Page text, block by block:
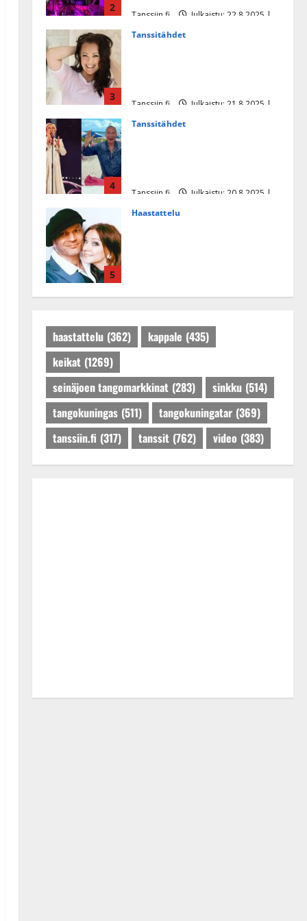
2
Tanssiin.fi
Julkaistu: 22.8.2025 |
3
Tanssitähdet
Tanssiin.fi
Julkaistu: 21.8.2025 |
4
Tanssitähdet
Tanssiin.fi
Julkaistu: 20.8.2025 |
5
Haastattelu
Tanssiin.fi
Julkaistu: 27.4.2025 |
haastattelu (362) kappale (435)
keikat (1269)
seinäjoen tangomarkkinat (283) sinkku (514)
tangokuningas (511) tangokuningatar (369)
tanssiin.fi (317) tanssit (762) video (383)